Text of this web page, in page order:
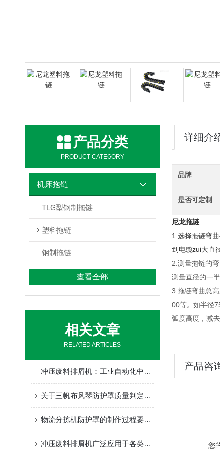
产品分类
PRODUCT CATEGORY
机床拖链
TLG型钢制拖链
塑料拖链
钢制拖链
查看全部
相关文章
RELATED ARTICLES
冲压废料排屑机：工业自动化中的关键设备
关于三帆布风琴防护罩质量判定的几个方面介绍
物流分拣机防护罩的制作过程要包含哪些步骤呢
冲压废料排屑机广泛应用于各类数控机床加工中心
详细介
品牌
是否可定制
尼龙拖链
1.选择拖链弯
到电缆zui大直
2.测量拖链的
测量直径的一
3.拖链弯曲总
00等。如半径
弧度高度，减
产品咨
您